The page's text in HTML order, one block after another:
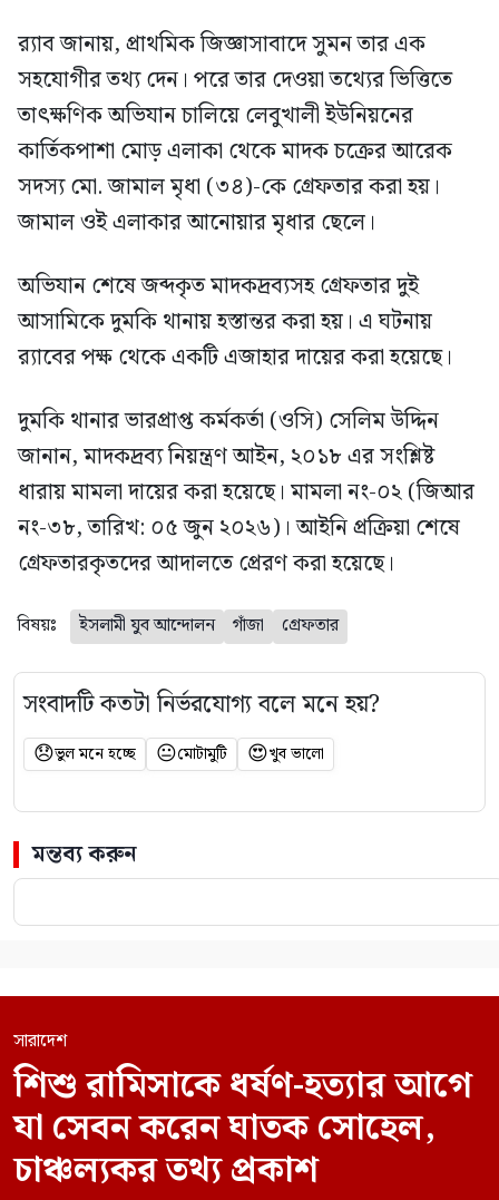
র‍্যাব জানায়, প্রাথমিক জিজ্ঞাসাবাদে সুমন তার এক
সহযোগীর তথ্য দেন। পরে তার দেওয়া তথ্যের ভিত্তিতে
তাৎক্ষণিক অভিযান চালিয়ে লেবুখালী ইউনিয়নের
কার্তিকপাশা মোড় এলাকা থেকে মাদক চক্রের আরেক
সদস্য মো. জামাল মৃধা (৩৪)-কে গ্রেফতার করা হয়।
জামাল ওই এলাকার আনোয়ার মৃধার ছেলে।
অভিযান শেষে জব্দকৃত মাদকদ্রব্যসহ গ্রেফতার দুই
আসামিকে দুমকি থানায় হস্তান্তর করা হয়। এ ঘটনায়
র‍্যাবের পক্ষ থেকে একটি এজাহার দায়ের করা হয়েছে।
দুমকি থানার ভারপ্রাপ্ত কর্মকর্তা (ওসি) সেলিম উদ্দিন
জানান, মাদকদ্রব্য নিয়ন্ত্রণ আইন, ২০১৮ এর সংশ্লিষ্ট
ধারায় মামলা দায়ের করা হয়েছে। মামলা নং-০২ (জিআর
নং-৩৮, তারিখ: ০৫ জুন ২০২৬)। আইনি প্রক্রিয়া শেষে
গ্রেফতারকৃতদের আদালতে প্রেরণ করা হয়েছে।
বিষয়ঃ ইসলামী যুব আন্দোলন গাঁজা গ্রেফতার
সংবাদটি কতটা নির্ভরযোগ্য বলে মনে হয়?
😞ভুল মনে হচ্ছে 😐মোটামুটি 😍খুব ভালো
মন্তব্য করুন
সারাদেশ
শিশু রামিসাকে ধর্ষণ-হত্যার আগে
যা সেবন করেন ঘাতক সোহেল,
চাঞ্চল্যকর তথ্য প্রকাশ